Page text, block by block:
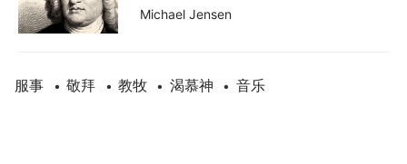
Michael Jensen
服事 • 敬拜 • 教牧 • 渴慕神 • 音乐